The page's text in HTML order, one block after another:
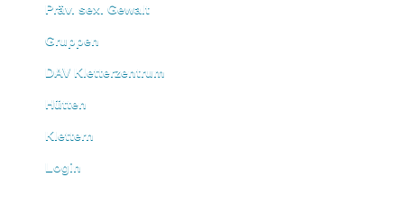
Präv. sex. Gewalt
Gruppen
DAV Kletterzentrum
Hütten
Klettern
Login